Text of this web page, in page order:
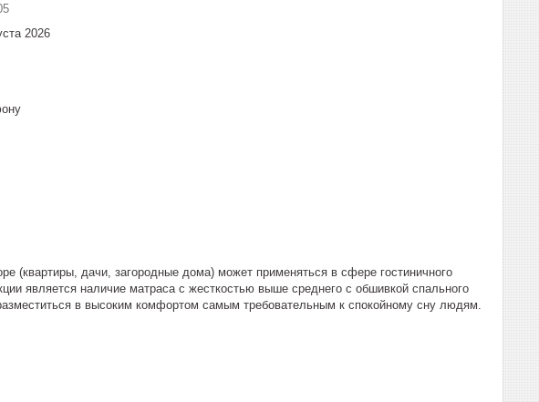
2026
(квартиры, дачи, загородные дома) может применяться в сфере гостиничного
является наличие матраса с жесткостью выше среднего с обшивкой спального
в высоким комфортом самым требовательным к спокойному сну людям.